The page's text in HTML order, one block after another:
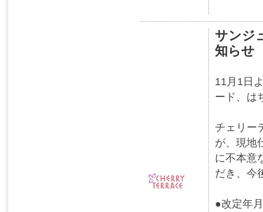
サンジ
知らせ
11月1日
ード、は
チェリー
が、現地
に不本意
だき、今
●改定年